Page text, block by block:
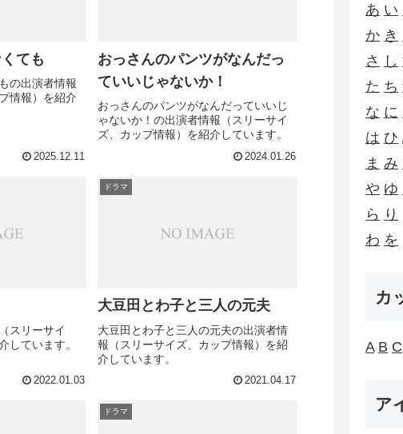
ても
の出演者情報
情報）を紹介
2025.12.11
おっさんのパンツがなんだっ
ていいじゃないか！
おっさんのパンツがなんだっていいじ
ゃないか！の出演者情報（スリーサイ
ズ、カップ情報）を紹介しています。
2024.01.26
スリーサイ
しています。
2022.01.03
ドラマ
大豆田とわ子と三人の元夫
大豆田とわ子と三人の元夫の出演者情
報（スリーサイズ、カップ情報）を紹
介しています。
2021.04.17
ドラマ
あ い
か き
さ
し
た ち
な に
は ひ
ま み
や ゆ
ら り
わ を
カ
A B C
ア